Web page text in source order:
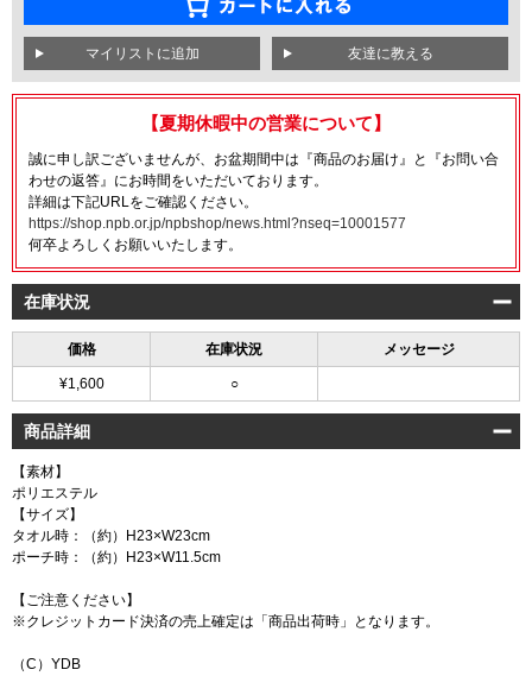
友達に教える
【夏期休暇中の営業について】
誠に申し訳ございませんが、お盆期間中は『商品のお届け』と『お問い合
わせの返答』にお時間をいただいております。
詳細は下記URLをご確認ください。
https://shop.npb.or.jp/npbshop/news.html?nseq=10001577
何卒よろしくお願いいたします。
在庫状況
価格 在庫状況 メッセージ
¥1,600 ○
商品詳細
【素材】
ポリエステル
【サイズ】
タオル時：（約）H23×W23cm
ポーチ時：（約）H23×W11.5cm
【ご注意ください】
※クレジットカード決済の売上確定は「商品出荷時」となります。
（C）YDB